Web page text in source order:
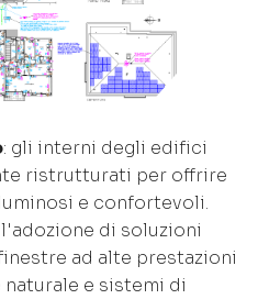
: gli interni degli edifici
ristrutturati per offrire
e confortevoli.
di soluzioni
ad alte prestazioni
naturale e sistemi di